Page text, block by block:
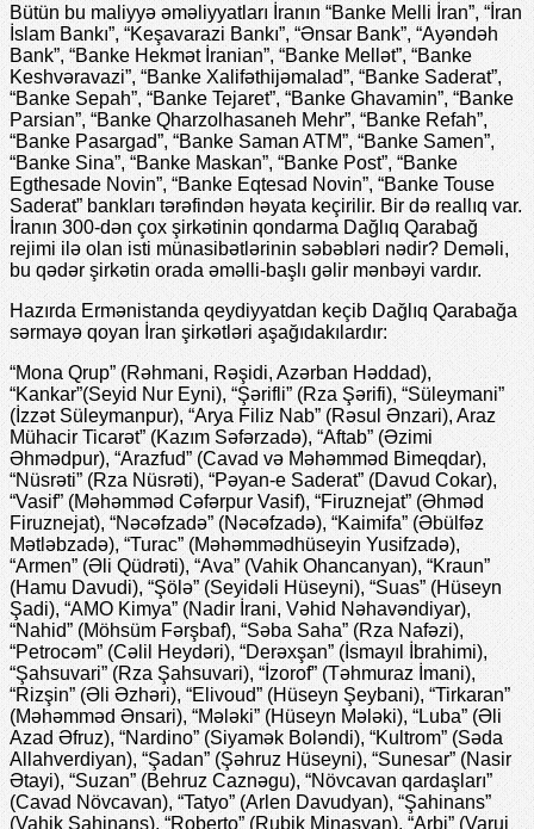
Bütün bu maliyyə əməliyyatları İranın “Banke Melli İran”, “İran
İslam Bankı”, “Keşavarazi Bankı”, “Ənsar Bank”, “Ayəndəh
Bank”, “Banke Hekmət İranian”, “Banke Mellət”, “Banke
Keshvəravazi”, “Banke Xalifəthijəmalad”, “Banke Saderat”,
“Banke Sepah”, “Banke Tejaret”, “Banke Ghavamin”, “Banke
Parsian”, “Banke Qharzolhasaneh Mehr”, “Banke Refah”,
“Banke Pasargad”, “Banke Saman ATM”, “Banke Samen”,
“Banke Sina”, “Banke Maskan”, “Banke Post”, “Banke
Egthesade Novin”, “Banke Eqtesad Novin”, “Banke Touse
Saderat” bankları tərəfindən həyata keçirilir. Bir də reallıq var.
İranın 300-dən çox şirkətinin qondarma Dağlıq Qarabağ
rejimi ilə olan isti münasibətlərinin səbəbləri nədir? Deməli,
bu qədər şirkətin orada əməlli-başlı gəlir mənbəyi vardır.
Hazırda Ermənistanda qeydiyyatdan keçib Dağlıq Qarabağa
sərmayə qoyan İran şirkətləri aşağıdakılardır:
“Mona Qrup” (Rəhmani, Rəşidi, Azərban Həddad),
“Kankar”(Seyid Nur Eyni), “Şərifli” (Rza Şərifi), “Süleymani”
(İzzət Süleymanpur), “Arya Filiz Nab” (Rəsul Ənzari), Araz
Mühacir Ticarət” (Kazım Səfərzadə), “Aftab” (Əzimi
Əhmədpur), “Arazfud” (Cavad və Məhəmməd Bimeqdar),
“Nüsrəti” (Rza Nüsrəti), “Pəyan-e Saderat” (Davud Cokar),
“Vasif” (Məhəmməd Cəfərpur Vasif), “Firuznejat” (Əhməd
Firuznejat), “Nəcəfzadə” (Nəcəfzadə), “Kaimifa” (Əbülfəz
Mətləbzadə), “Turac” (Məhəmmədhüseyin Yusifzadə),
“Armen” (Əli Qüdrəti), “Ava” (Vahik Ohancanyan), “Kraun”
(Hamu Davudi), “Şölə” (Seyidəli Hüseyni), “Suas” (Hüseyn
Şadi), “AMO Kimya” (Nadir İrani, Vəhid Nəhavəndiyar),
“Nahid” (Möhsüm Fərşbaf), “Səba Saha” (Rza Nafəzi),
“Petrocəm” (Cəlil Heydəri), “Derəxşan” (İsmayıl İbrahimi),
“Şahsuvari” (Rza Şahsuvari), “İzorof” (Təhmuraz İmani),
“Rizşin” (Əli Əzhəri), “Elivoud” (Hüseyn Şeybani), “Tirkaran”
(Məhəmməd Ənsari), “Mələki” (Hüseyn Mələki), “Luba” (Əli
Azad Əfruz), “Nardino” (Siyamək Boləndi), “Kultrom” (Səda
Allahverdiyan), “Şadan” (Şəhruz Hüseyni), “Sunesar” (Nasir
Ətayi), “Suzan” (Behruz Caznəgu), “Növcavan qardaşları”
(Cavad Növcavan), “Tatyo” (Arlen Davudyan), “Şahinans”
(Vahik Şahinans), “Roberto” (Rubik Minasyan), “Arbi” (Varuj